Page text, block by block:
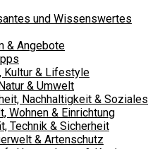
und Wissenswertes
& Angebote
Kultur & Lifestyle
& Umwelt
Nachhaltigkeit & Soziales
Wohnen & Einrichtung
Technik & Sicherheit
& Artenschutz